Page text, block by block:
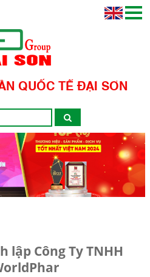
QUỐC TẾ ĐẠI SƠN
lập Công Ty TNHH